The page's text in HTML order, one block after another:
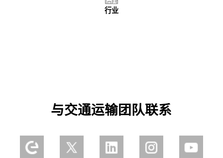
行业
与交通运输团队联系
Explore our Esri Community
Follow us on TwitterConnect with us on LinkedIn
Explore our Instagram
Explore